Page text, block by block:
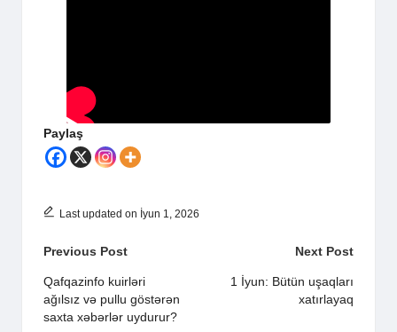
Paylaş
Last updated on İyun 1, 2026
Post
navigation
Previous Post
Qafqazinfo kuirləri
ağılsız və pullu göstərən
saxta xəbərlər uydurur?
Next Post
1 İyun: Bütün uşaqları
xatırlayaq